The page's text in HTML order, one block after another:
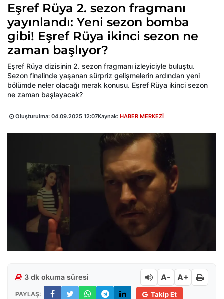
Eşref Rüya 2. sezon fragmanı
yayınlandı: Yeni sezon bomba
gibi! Eşref Rüya ikinci sezon ne
zaman başlıyor?
Eşref Rüya dizisinin 2. sezon fragmanı izleyiciyle buluştu.
Sezon finalinde yaşanan sürpriz gelişmelerin ardından yeni
bölümde neler olacağı merak konusu. Eşref Rüya ikinci sezon
ne zaman başlayacak?
Oluşturulma: 04.09.2025 12:07Kaynak: HABER MERKEZİ
3 dk okuma süresi A- A+
PAYLAŞ: Takip Et